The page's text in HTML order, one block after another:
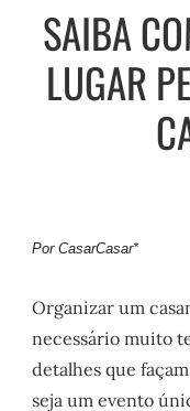
e
SAIBA
LUGAR
Por CasarCasar*
Organizar um
necessário muito
detalhes que
seja um evento